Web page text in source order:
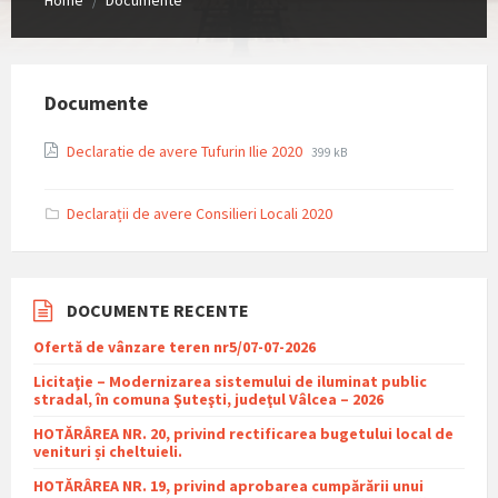
Documente
Declaratie de avere Tufurin Ilie 2020 File
File
399 kB
Declarații de avere Consilieri Locali 2020
DOCUMENTE RECENTE
Ofertă de vânzare teren nr5/07-07-2026
Licitaţie – Modernizarea sistemului de iluminat public
stradal, în comuna Şuteşti, judeţul Vâlcea – 2026
HOTĂRÂREA NR. 20, privind rectificarea bugetului local de
venituri și cheltuieli.
HOTĂRÂREA NR. 19, privind aprobarea cumpărării unui